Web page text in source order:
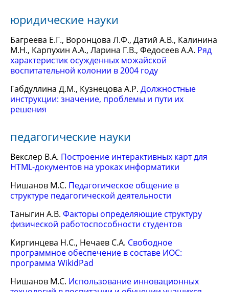
юридические науки
Багреева Е.Г., Воронцова Л.Ф., Датий А.В., Калинина
М.Н., Карпухин А.А., Ларина Г.В., Федосеев А.А. Ряд
характеристик осужденных можайской
воспитательной колонии в 2004 году
Габдуллина Д.М., Кузнецова А.Р. Должностные
инструкции: значение, проблемы и пути их
решения
педагогические науки
Векслер В.А. Построение интерактивных карт для
HTML-документов на уроках информатики
Нишанов М.С. Педагогическое общение в
структуре педагогической деятельности
Таныгин А.В. Факторы определяющие структуру
физической работоспособности студентов
Киргинцева Н.С., Нечаев С.А. Свободное
программное обеспечение в составе ИОС:
программа WikidPad
Нишанов М.С. Использование инновационных